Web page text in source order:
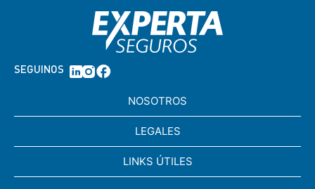
SEGUINOS
NOSOTROS
LEGALES
LINKS ÚTILES